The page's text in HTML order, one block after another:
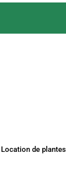
Location de plantes